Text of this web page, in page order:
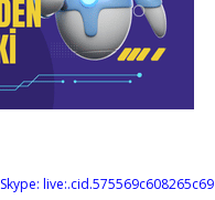
Skype: live:.cid.575569c608265c69